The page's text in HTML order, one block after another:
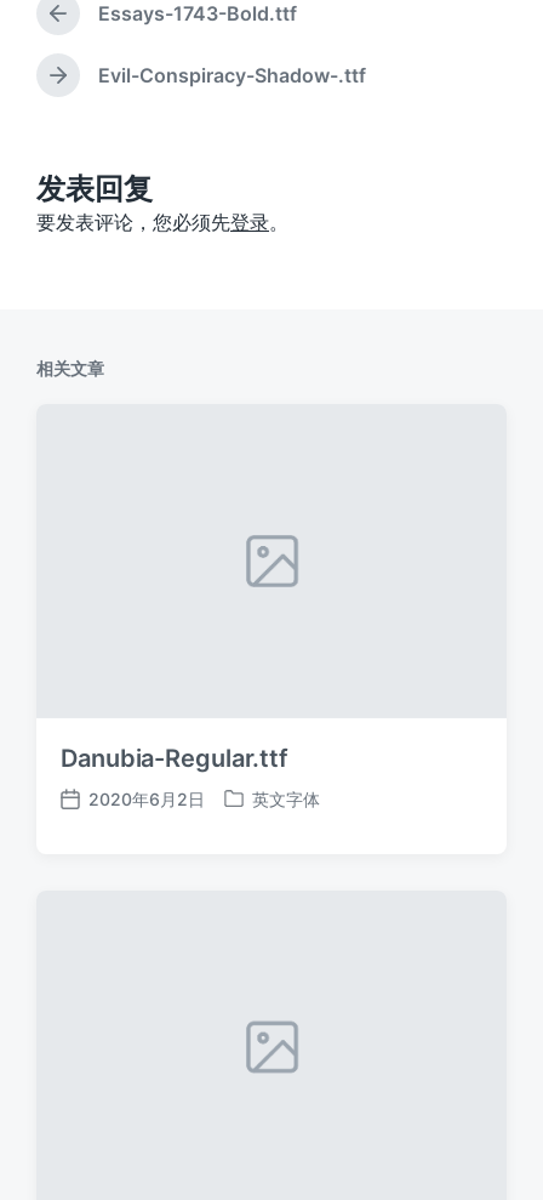
上
篇
文
章
Essays-1743-Bold.ttf
下
：
Evil-Conspiracy-Shadow-.ttf
发表回复
要发表评论，您必须先登录。
相关文章
Danubia-Regular.ttf
发
2020年6月2日
发
英文字体